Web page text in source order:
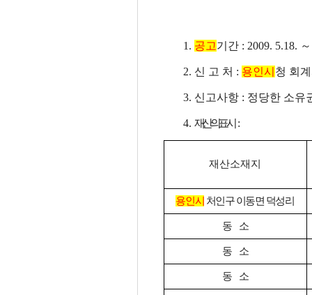
1. 공고기간 : 2009. 5.18.
2. 신 고 처 : 용인시 청 회
3. 신고사항 : 정당한 소유
4. 재산의 표시 :
재산소재지
용인시 처인구 이동면 덕성리
동 소
동 소
동 소